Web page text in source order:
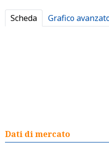
Scheda Grafico
Dati di mercato